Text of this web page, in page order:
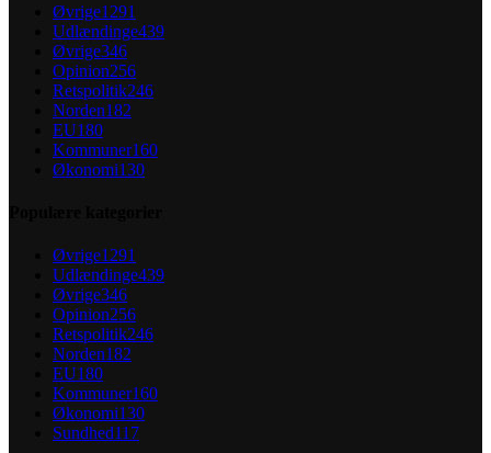
Øvrige1291
Udlændinge439
Øvrige346
Opinion256
Retspolitik246
Norden182
EU180
Kommuner160
Økonomi130
Øvrige1291
Udlændinge439
Øvrige346
Opinion256
Retspolitik246
Norden182
EU180
Kommuner160
Økonomi130
Sundhed117